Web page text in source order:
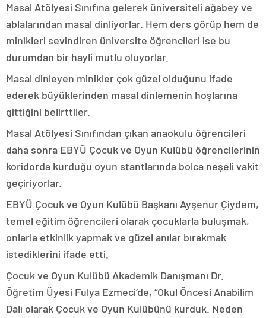
Masal Atölyesi Sınıfına gelerek üniversiteli ağabey ve
ablalarından masal dinliyorlar. Hem ders görüp hem de
minikleri sevindiren üniversite öğrencileri ise bu
durumdan bir hayli mutlu oluyorlar.
Masal dinleyen minikler çok güzel olduğunu ifade
ederek büyüklerinden masal dinlemenin hoşlarına
gittiğini belirttiler.
Masal Atölyesi Sınıfından çıkan anaokulu öğrencileri
daha sonra EBYÜ Çocuk ve Oyun Kulübü öğrencilerinin
koridorda kurduğu oyun stantlarında bolca neşeli vakit
geçiriyorlar.
EBYÜ Çocuk ve Oyun Kulübü Başkanı Ayşenur Çiydem,
temel eğitim öğrencileri olarak çocuklarla buluşmak,
onlarla etkinlik yapmak ve güzel anılar bırakmak
istediklerini ifade etti.
Çocuk ve Oyun Kulübü Akademik Danışmanı Dr.
Öğretim Üyesi Fulya Ezmeci’de, “Okul Öncesi Anabilim
Dalı olarak Çocuk ve Oyun Kulübünü kurduk. Neden